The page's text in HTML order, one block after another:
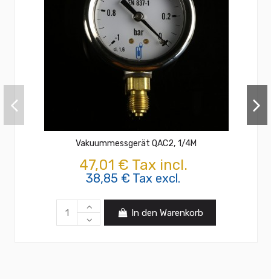
Vakuummessgerät QAC2, 1/4M
47,01 € Tax incl.
38,85 € Tax excl.
In den Warenkorb